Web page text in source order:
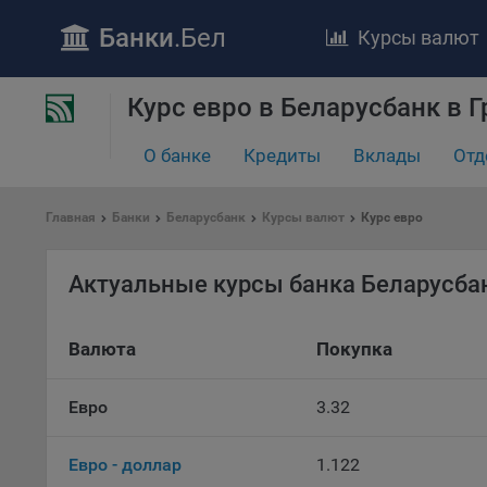
Банки.Бел Курсы валют
Курс евро в Беларусбанк в
О банке Кредиты Вклады
Главная Банки Беларусбанк Курсы валют Курс евро
Актуальные курсы банка
Валюта Покупка
Евро 3.32
Евро - доллар 1.122